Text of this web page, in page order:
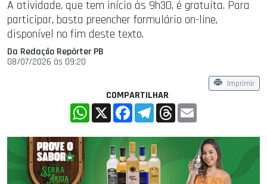
A atividade, que tem início às 9h30, é gratuita. Para
participar, basta preencher formulário on-line,
disponível no fim deste texto.
Da Redação Repórter PB
08/07/2026 às 09:20
Imprimir
COMPARTILHAR
WhatsApp
X FacebookTelegramThreads